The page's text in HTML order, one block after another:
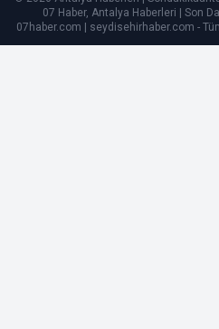
07 Haber, Antalya Haberleri | Son
07haber.com | seydisehirhaber.com -